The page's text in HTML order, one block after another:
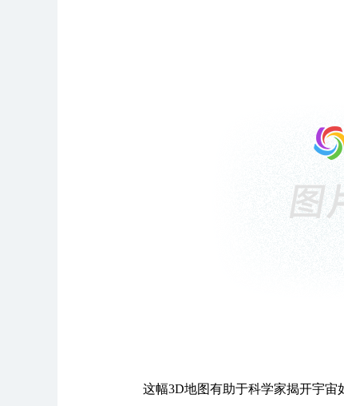
这幅3D地图有助于科学家揭开宇宙